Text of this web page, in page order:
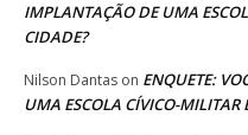
IMPLANTAÇÃO DE UMA
CIDADE?
Nilson Dantas on ENQUETE:
UMA ESCOLA CÍVICO-MILITAR